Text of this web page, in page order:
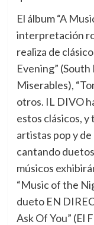
El álbum “A
interpretación
realiza de
Evening” (South
Miserables),
otros. IL DIVO
estos clásicos,
artistas pop y
cantando
músicos
“Music of the
dueto EN
Ask Of You” (El